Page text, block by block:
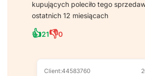
kupujących poleciło tego
ostatnich 12 miesiącach
👍21👎0
Client:44583760